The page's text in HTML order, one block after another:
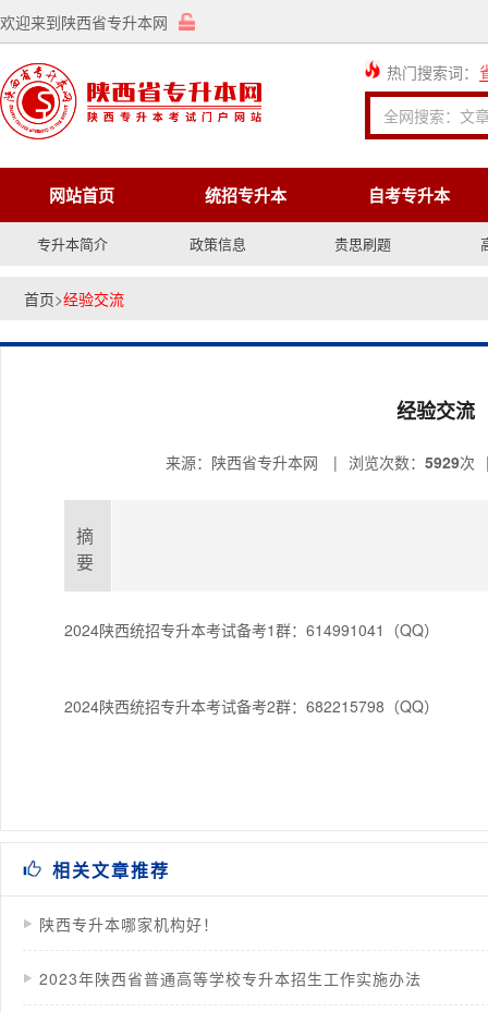
欢迎来到陕西省专升本网
热门搜索词：
网站首页 统招专升本 自考专升本
专升本简介 政策信息 贵思刷题
首页>经验交流
经验交流
来源：陕西省专升本网 | 浏览次数： 5929次
摘
要
2024陕西统招专升本考试备考1群：614991041（QQ）
2024陕西统招专升本考试备考2群：682215798（QQ）
相关文章推荐
陕西专升本哪家机构好！
2023年陕西省普通高等学校专升本招生工作实施办法